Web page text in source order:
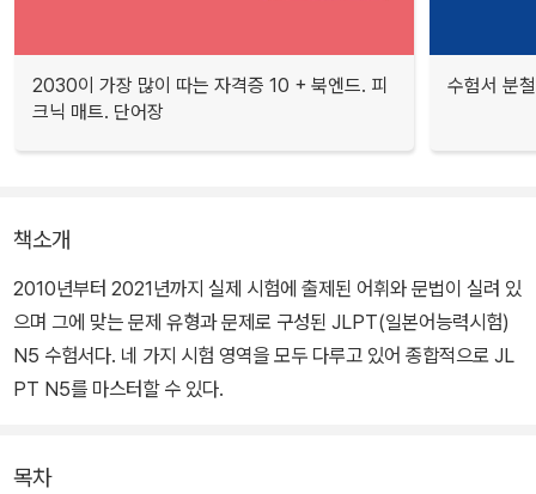
2030이 가장 많이 따는 자격증 10 + 북엔드. 피
크닉 매트. 단어장
수험서 분
책소개
2010년부터 2021년까지 실제 시험에 출제된 어휘와 문법이 실려 있
으며 그에 맞는 문제 유형과 문제로 구성된 JLPT(일본어능력시험)
N5 수험서다. 네 가지 시험 영역을 모두 다루고 있어 종합적으로 JL
PT N5를 마스터할 수 있다.
목차